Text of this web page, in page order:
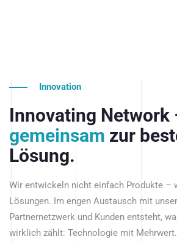
Innovation
Innovating Network
gemeinsam zur
Lösung.
Wir entwickeln nicht einfach Produkte –
Lösungen. Im engen Austausch mit
Partnernetzwerk und Kunden entsteht,
wirklich zählt: Technologie mit